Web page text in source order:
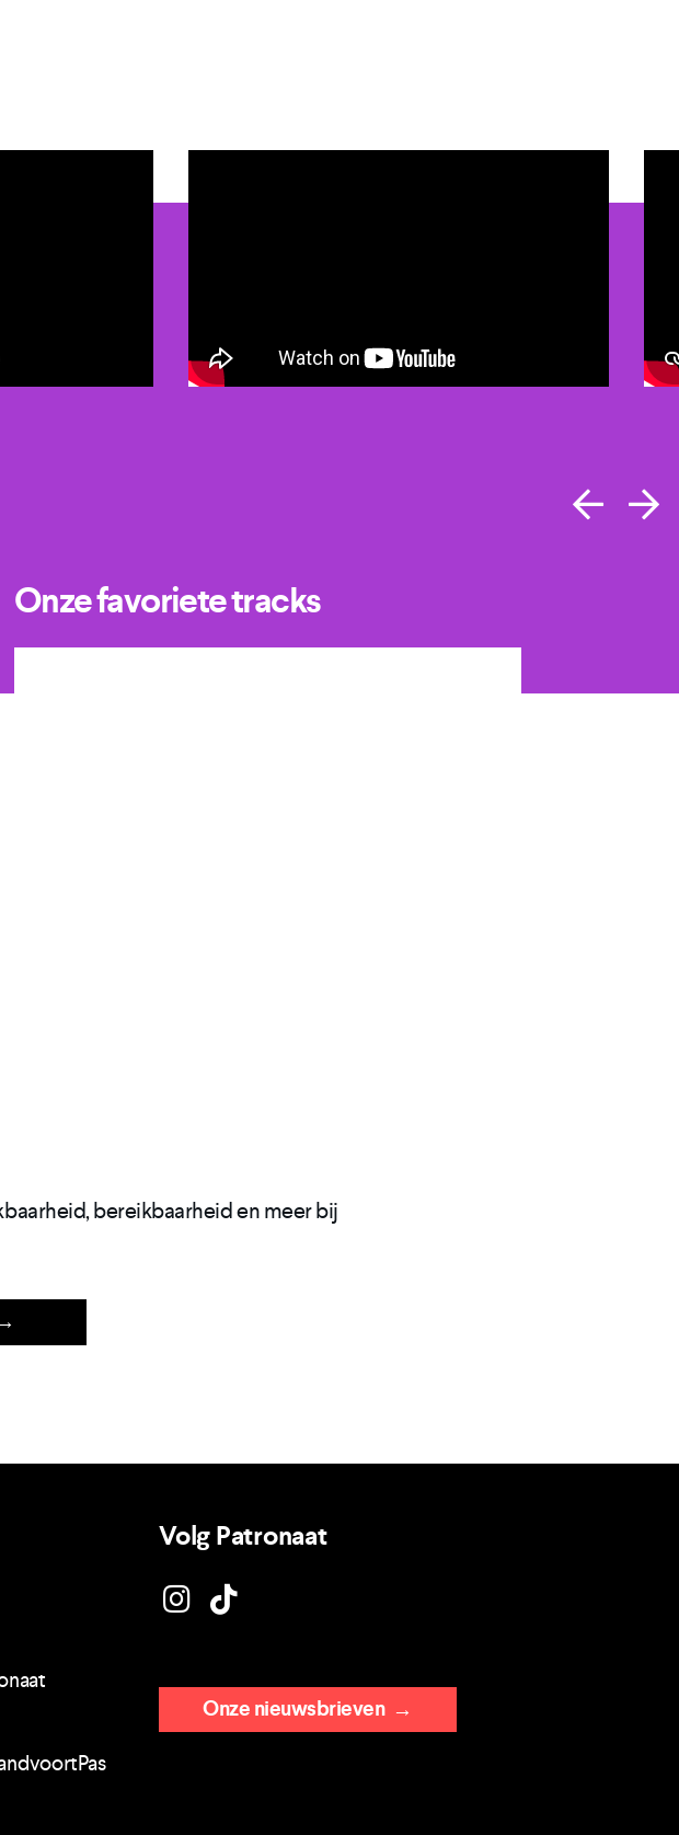
Onze favoriete tracks
bereikbaarheid en meer bij
Volg Patronaat
Onze nieuwsbrieven→